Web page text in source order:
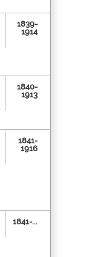
1839-
1914
1840-
1913
1841-
1916
1841-...